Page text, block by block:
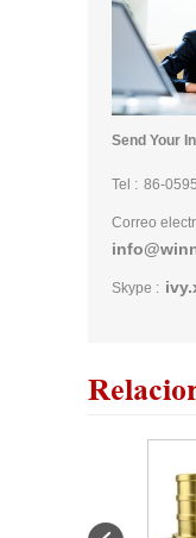
Send Your
Tel : 86-
Correo
Skype :